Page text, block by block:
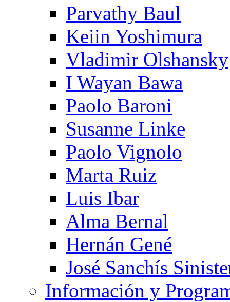
Parvathy Baul
Keiin Yoshimura
Vladimir Olshansky
I Wayan Bawa
Paolo Baroni
Susanne Linke
Paolo Vignolo
Marta Ruiz
Luis Ibar
Alma Bernal
Hernán Gené
José Sanchís
Información y